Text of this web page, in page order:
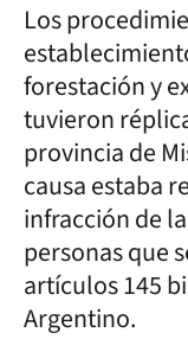
Los
forestación y
tuvieron
provincia de
causa estaba
infracción de
personas que
artículos 145
Argentino.